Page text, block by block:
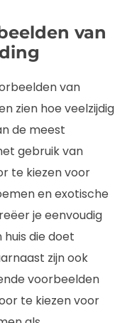
van
van
zien hoe veelzijdig
de meest
gebruik van
te kiezen voor
en exotische
je eenvoudig
die doet
zijn ook
voorbeelden
te kiezen voor